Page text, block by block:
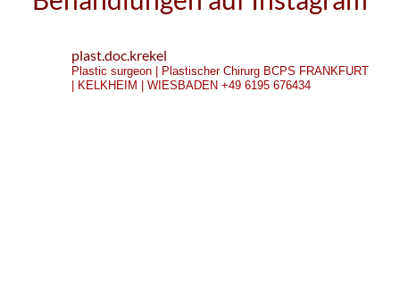
plast.doc.krekel
Plastic surgeon | Plastischer Chirurg BCPS FRANKFURT
| KELKHEIM | WIESBADEN +49 6195 676434